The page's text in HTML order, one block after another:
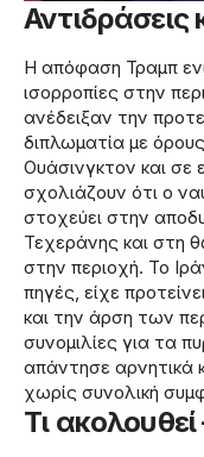
Αντιδράσεις
Η απόφαση Τραμπ
ισορροπίες στην
ανέδειξαν την
διπλωματία με
Ουάσινγκτον και
σχολιάζουν ότι ο
στοχεύει στην
Τεχεράνης και στη
στην περιοχή. Το
πηγές, είχε
και την άρση των
συνομιλίες για τα
απάντησε αρνητικά
χωρίς συνολική
Τι